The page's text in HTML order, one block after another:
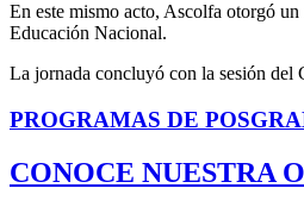
En este mismo acto, Ascolfa otorgó
Educación Nacional.
La jornada concluyó con la sesión del
PROGRAMAS DE
CONOCE NUESTRA